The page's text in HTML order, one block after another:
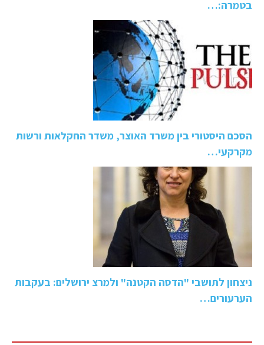
בטמרה:…
הסכם היסטורי בין משרד האוצר, משדר החקלאות ורשות
מקרקעי…
ניצחון לתושבי "הדסה הקטנה" ולמרצ ירושלים: בעקבות
הערעורים…